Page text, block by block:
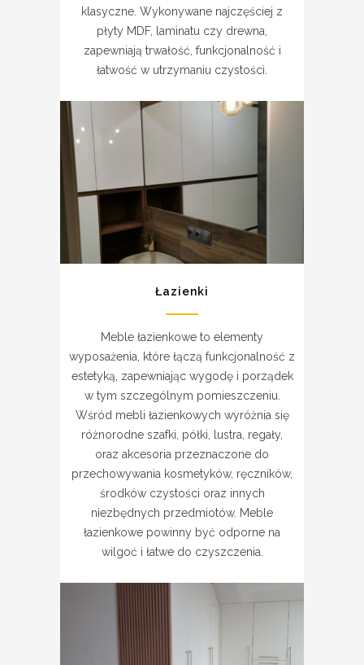
klasyczne. Wykonywane najczęściej z
płyty MDF, laminatu czy drewna,
zapewniają trwałość, funkcjonalność i
łatwość w utrzymaniu czystości.
Łazienki
Meble łazienkowe to elementy
wyposażenia, które łączą funkcjonalność z
estetyką, zapewniając wygodę i porządek
w tym szczególnym pomieszczeniu.
Wśród mebli łazienkowych wyróżnia się
różnorodne szafki, półki, lustra, regały,
oraz akcesoria przeznaczone do
przechowywania kosmetyków, ręczników,
środków czystości oraz innych
niezbędnych przedmiotów. Meble
łazienkowe powinny być odporne na
wilgoć i łatwe do czyszczenia.